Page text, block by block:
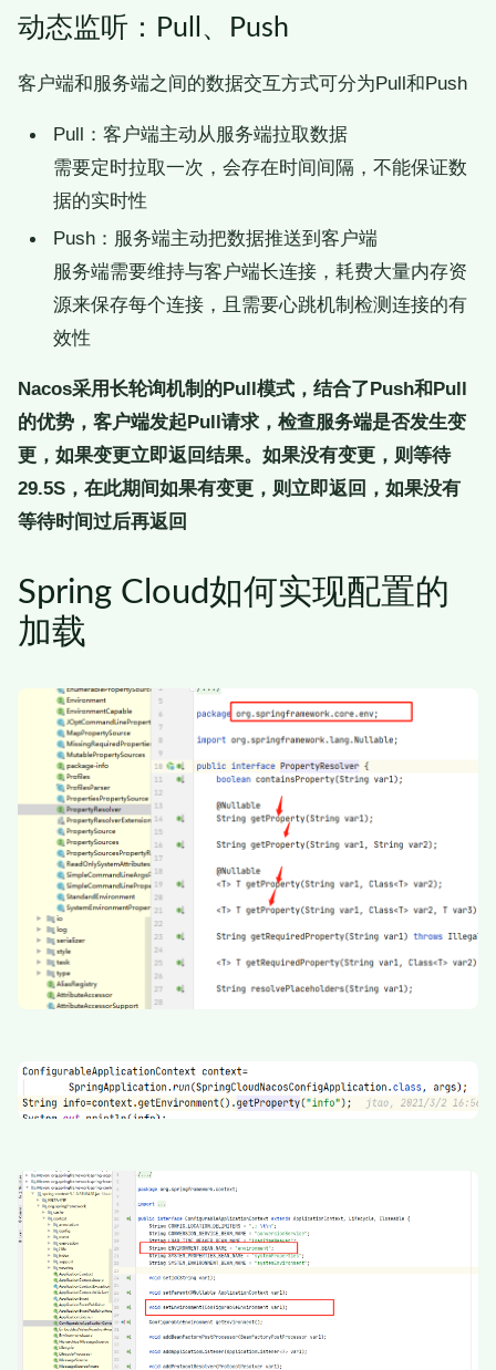
动态监听：Pull、Push
客户端和服务端之间的数据交互方式可分为Pull和Push
Pull：客户端主动从服务端拉取数据
需要定时拉取一次，会存在时间间隔，不能保证数
据的实时性
Push：服务端主动把数据推送到客户端
服务端需要维持与客户端长连接，耗费大量内存资
源来保存每个连接，且需要心跳机制检测连接的有
效性
Nacos采用长轮询机制的Pull模式，结合了Push和Pull
的优势，客户端发起Pull请求，检查服务端是否发生变
更，如果变更立即返回结果。如果没有变更，则等待
29.5S，在此期间如果有变更，则立即返回，如果没有
等待时间过后再返回
Spring Cloud如何实现配置的
加载